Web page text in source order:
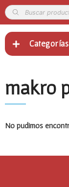
Categorías
makro
No pudimos